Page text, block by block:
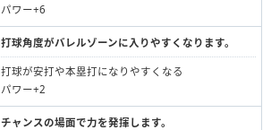
パワー+6
打球角度がバレルゾーンに入りやすくなります。
打球が安打や本塁打になりやすくなる
パワー+2
チャンスの場面で力を発揮します。